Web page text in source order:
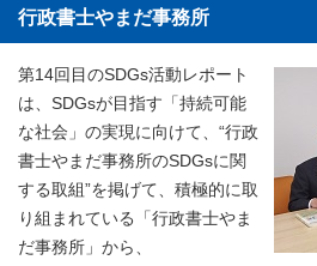
行政書士やまだ事務所
第14回目のSDGs活動レポート
は、SDGsが目指す「持続可能
な社会」の実現に向けて、“行政
書士やまだ事務所のSDGsに関
する取組”を掲げて、積極的に取
り組まれている「行政書士やま
だ事務所」から、